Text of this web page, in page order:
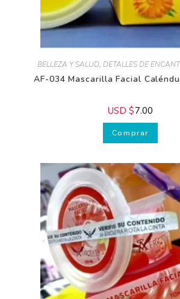
BELLEZA Y SALUD, DETALLES DE
AF-034 Mascarilla Facial
USD $7.00
Comprar